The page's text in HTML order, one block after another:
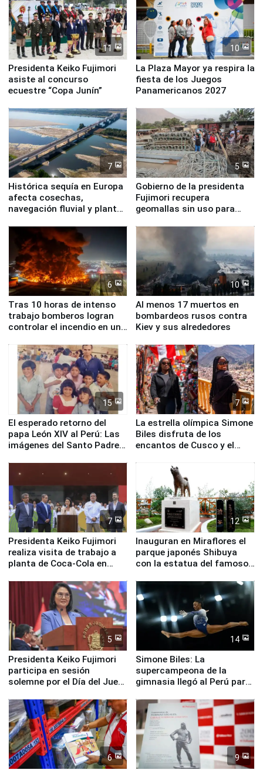
11
Presidenta Keiko Fujimori
asiste al concurso
ecuestre “Copa Junín”
10
La Plaza Mayor ya respira la
fiesta de los Juegos
Panamericanos 2027
7
Histórica sequía en Europa
afecta cosechas,
navegación fluvial y plantas
5
Gobierno de la presidenta
Fujimori recupera
geomallas sin uso para
Fenómeno El Niño
6
Tras 10 horas de intenso
trabajo bomberos logran
controlar el incendio en una
de Chile
10
Al menos 17 muertos en
bombardeos rusos contra
Kiev y sus alrededores
15
El esperado retorno del
papa León XIV al Perú: Las
imágenes del Santo Padre
7
La estrella olímpica Simone
Biles disfruta de los
encantos de Cusco y el
7
Presidenta Keiko Fujimori
realiza visita de trabajo a
planta de Coca-Cola en
12
Inauguran en Miraflores el
parque japonés Shibuya
con la estatua del famoso
5
Presidenta Keiko Fujimori
participa en sesión
solemne por el Día del Juez
14
Simone Biles: La
supercampeona de la
gimnasia llegó al Perú para
Panamericanos Lima 2027
6 9